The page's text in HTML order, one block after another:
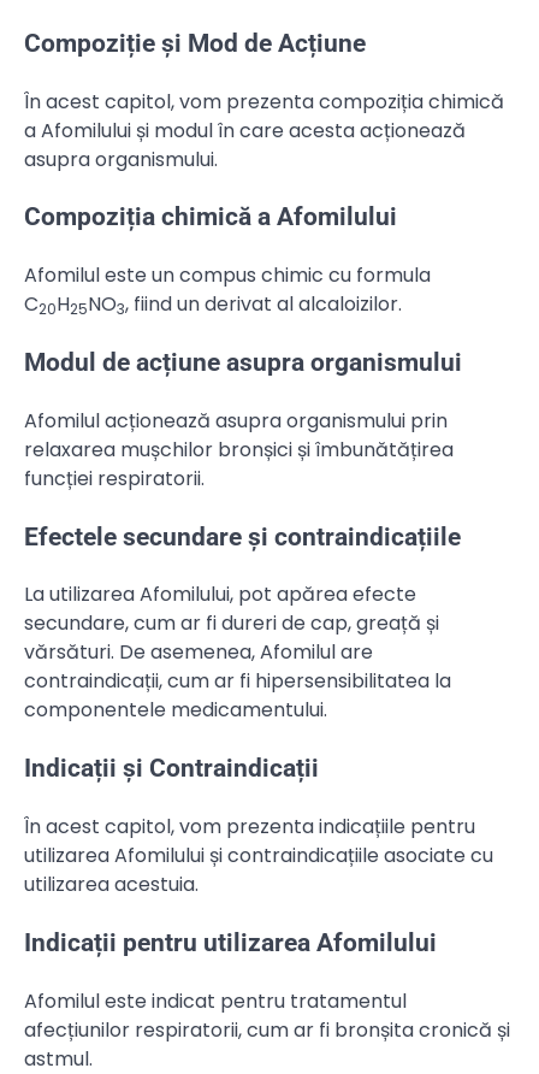
Compoziție și Mod de Acțiune
În acest capitol, vom prezenta compoziția chimică
a Afomilului și modul în care acesta acționează
asupra organismului.
Compoziția chimică a Afomilului
Afomilul este un compus chimic cu formula
C20H25NO3, fiind un derivat al alcaloizilor.
Modul de acțiune asupra organismului
Afomilul acționează asupra organismului prin
relaxarea mușchilor bronșici și îmbunătățirea
funcției respiratorii.
Efectele secundare și contraindicațiile
La utilizarea Afomilului, pot apărea efecte
secundare, cum ar fi dureri de cap, greață și
vărsături. De asemenea, Afomilul are
contraindicații, cum ar fi hipersensibilitatea la
componentele medicamentului.
Indicații și Contraindicații
În acest capitol, vom prezenta indicațiile pentru
utilizarea Afomilului și contraindicațiile asociate cu
utilizarea acestuia.
Indicații pentru utilizarea Afomilului
Afomilul este indicat pentru tratamentul
afecțiunilor respiratorii, cum ar fi bronșita cronică și
astmul.